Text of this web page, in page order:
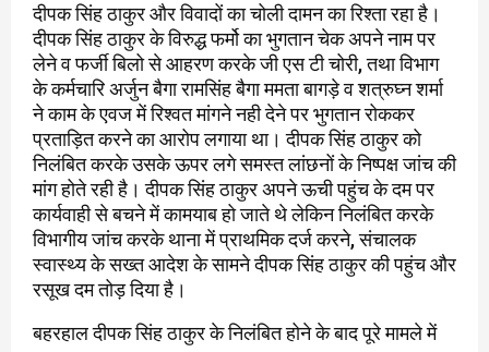
दीपक सिंह ठाकुर और विवादों का चोली दामन का रिश्ता रहा है।
दीपक सिंह ठाकुर के विरुद्ध फर्मो का भुगतान चेक अपने नाम पर
लेने व फर्जी बिलो से आहरण करके जी एस टी चोरी, तथा विभाग
के कर्मचारि अर्जुन बैगा रामसिंह बैगा ममता बागड़े व शत्रुघ्न शर्मा
ने काम के एवज में रिश्वत मांगने नही देने पर भुगतान रोककर
प्रताड़ित करने का आरोप लगाया था। दीपक सिंह ठाकुर को
निलंबित करके उसके ऊपर लगे समस्त लांछनों के निष्पक्ष जांच की
मांग होते रही है। दीपक सिंह ठाकुर अपने ऊची पहुंच के दम पर
कार्यवाही से बचने में कामयाब हो जाते थे लेकिन निलंबित करके
विभागीय जांच करके थाना में प्राथमिक दर्ज करने, संचालक
स्वास्थ्य के सख्त आदेश के सामने दीपक सिंह ठाकुर की पहुंच और
रसूख दम तोड़ दिया है।
बहरहाल दीपक सिंह ठाकुर के निलंबित होने के बाद पूरे मामले में